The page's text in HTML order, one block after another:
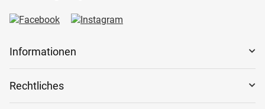
Informationen
Rechtliches